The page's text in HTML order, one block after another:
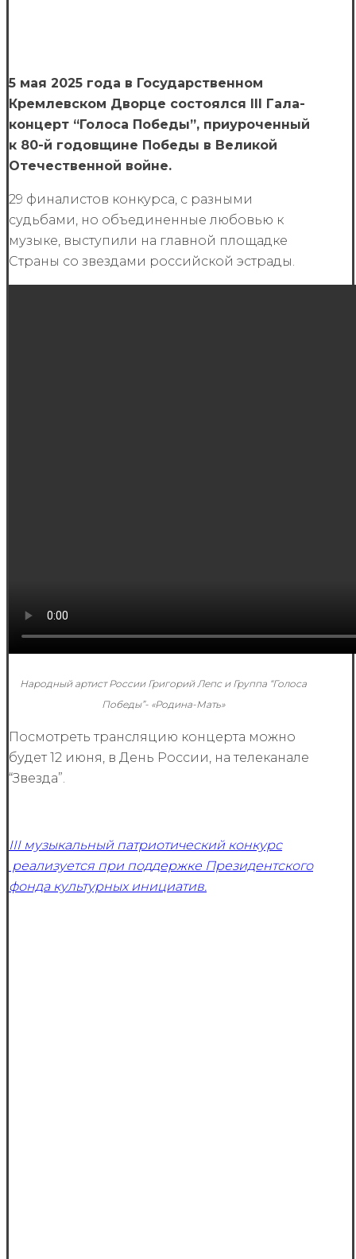
5 мая 2025 года в Государственном
Кремлевском Дворце состоялся III Гала-
концерт “Голоса Победы”, приуроченный
к 80-й годовщине Победы в Великой
Отечественной войне.
29 финалистов конкурса, с разными
судьбами, но объединенные любовью к
музыке, выступили на главной площадке
Страны со звездами российской эстрады.
Народный артист России Григорий Лепс и Группа “Голоса
Победы”- «Родина-Мать»
Посмотреть трансляцию концерта можно
будет 12 июня, в День России, на телеканале
“Звезда”.
III музыкальный патриотический конкурс
реализуется при поддержке Президентского
фонда культурных инициатив.